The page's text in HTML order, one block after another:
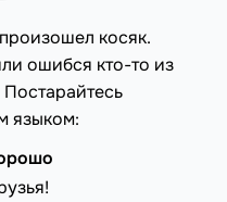
косяк.
ошибся кто-то из
языком: